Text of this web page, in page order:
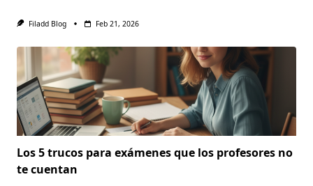
Filadd Blog Feb 21, 2026
Los 5 trucos para exámenes que los profesores no
te cuentan